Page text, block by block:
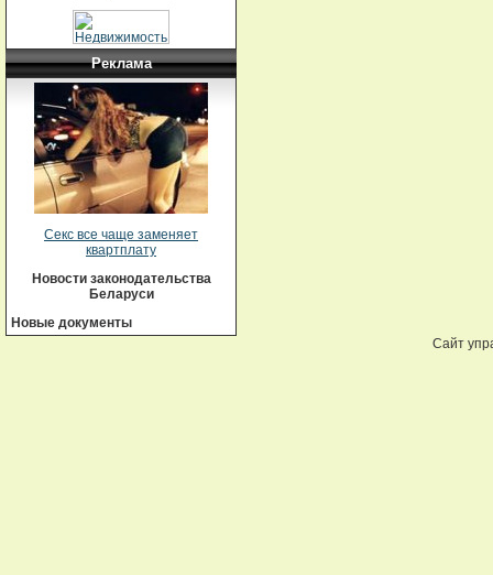
Реклама
Секс все чаще заменяет
квартплату
Новости законодательства
Беларуси
Новые документы
Сайт